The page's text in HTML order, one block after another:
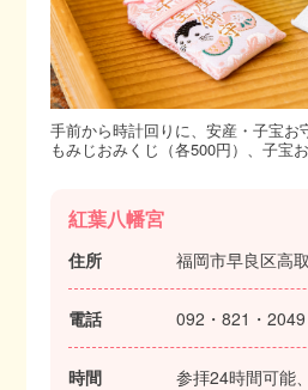
手前から時計回りに、安産・子宝お
もみじおみくじ（各500円）、子宝
紅葉八幡宮
住所 福岡市早良区高
電話 092・821・2049
時間 参拝24時間可能